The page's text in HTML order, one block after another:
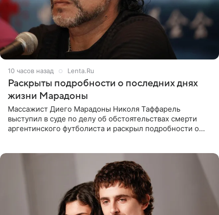
10 часов назад Lenta.Ru
Раскрыты подробности о последних днях
жизни Марадоны
Массажист Диего Марадоны Николя Таффарель
выступил в суде по делу об обстоятельствах смерти
аргентинского футболиста и раскрыл подробности о